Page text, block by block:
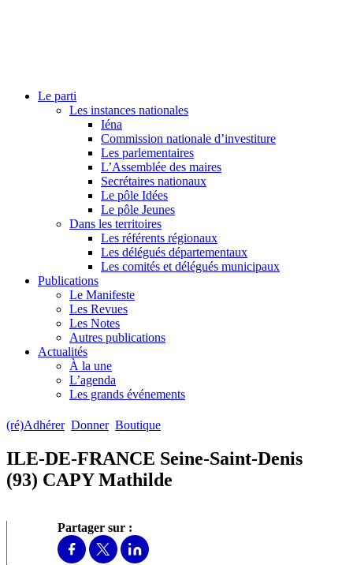
Le parti
Les instances nationales
Iéna
Commission nationale d’investiture
Les parlementaires
L’Assemblée des maires
Secrétaires nationaux
Le pôle Idées
Le pôle Jeunes
Dans les territoires
Les référents régionaux
Les délégués départementaux
Les comités et délégués municipaux
Publications
Le Manifeste
Les Revues
Les Notes
Autres publications
Actualités
À la une
L’agenda
Les grands événements
(ré)Adhérer Donner Boutique
ILE-DE-FRANCE Seine-Saint-Denis
(93) CAPY Mathilde
Partager sur :